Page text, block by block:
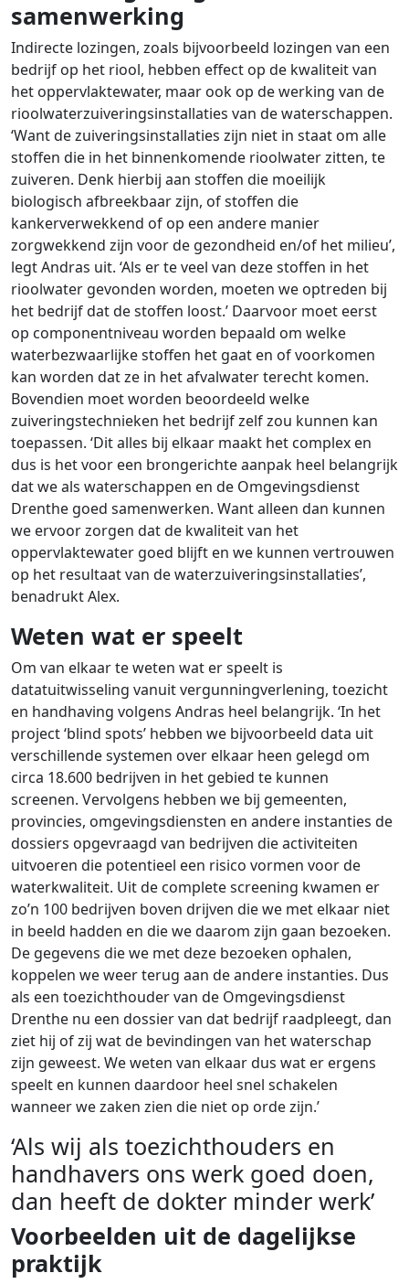
samenwerking
Indirecte lozingen, zoals bijvoorbeeld lozingen van een
bedrijf op het riool, hebben effect op de kwaliteit van
het oppervlaktewater, maar ook op de werking van de
rioolwaterzuiveringsinstallaties van de waterschappen.
‘Want de zuiveringsinstallaties zijn niet in staat om alle
stoffen die in het binnenkomende rioolwater zitten, te
zuiveren. Denk hierbij aan stoffen die moeilijk
biologisch afbreekbaar zijn, of stoffen die
kankerverwekkend of op een andere manier
zorgwekkend zijn voor de gezondheid en/of het milieu’,
legt Andras uit. ‘Als er te veel van deze stoffen in het
rioolwater gevonden worden, moeten we optreden bij
het bedrijf dat de stoffen loost.’ Daarvoor moet eerst
op componentniveau worden bepaald om welke
waterbezwaarlijke stoffen het gaat en of voorkomen
kan worden dat ze in het afvalwater terecht komen.
Bovendien moet worden beoordeeld welke
zuiveringstechnieken het bedrijf zelf zou kunnen kan
toepassen. ‘Dit alles bij elkaar maakt het complex en
dus is het voor een brongerichte aanpak heel belangrijk
dat we als waterschappen en de Omgevingsdienst
Drenthe goed samenwerken. Want alleen dan kunnen
we ervoor zorgen dat de kwaliteit van het
oppervlaktewater goed blijft en we kunnen vertrouwen
op het resultaat van de waterzuiveringsinstallaties’,
benadrukt Alex.
Weten wat er speelt
Om van elkaar te weten wat er speelt is
datatuitwisseling vanuit vergunningverlening, toezicht
en handhaving volgens Andras heel belangrijk. ‘In het
project ‘blind spots’ hebben we bijvoorbeeld data uit
verschillende systemen over elkaar heen gelegd om
circa 18.600 bedrijven in het gebied te kunnen
screenen. Vervolgens hebben we bij gemeenten,
provincies, omgevingsdiensten en andere instanties de
dossiers opgevraagd van bedrijven die activiteiten
uitvoeren die potentieel een risico vormen voor de
waterkwaliteit. Uit de complete screening kwamen er
zo’n 100 bedrijven boven drijven die we met elkaar niet
in beeld hadden en die we daarom zijn gaan bezoeken.
De gegevens die we met deze bezoeken ophalen,
koppelen we weer terug aan de andere instanties. Dus
als een toezichthouder van de Omgevingsdienst
Drenthe nu een dossier van dat bedrijf raadpleegt, dan
ziet hij of zij wat de bevindingen van het waterschap
zijn geweest. We weten van elkaar dus wat er ergens
speelt en kunnen daardoor heel snel schakelen
wanneer we zaken zien die niet op orde zijn.’
‘Als wij als toezichthouders en
handhavers ons werk goed doen,
dan heeft de dokter minder werk’
Voorbeelden uit de dagelijkse
praktijk